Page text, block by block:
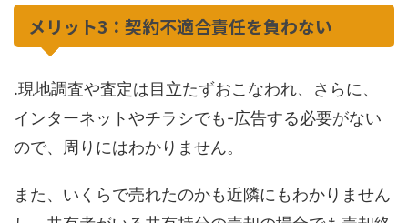
メリット3：契約不適合責任を負わない
.現地調査や査定は目立たずおこなわれ、さらに、
インターネットやチラシでも-広告する必要がない
ので、周りにはわかりません。
また、いくらで売れたのかも近隣にもわかりません